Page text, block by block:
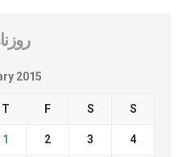
2015
T F S S
1 2 3 4